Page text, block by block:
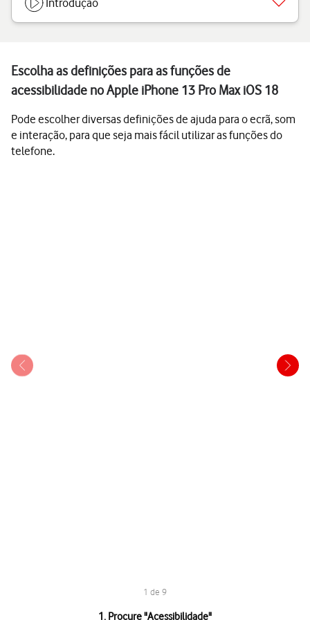
Introdução
Escolha as definições para as funções de
acessibilidade no Apple iPhone 13 Pro Max iOS 18
Pode escolher diversas definições de ajuda para o ecrã, som
e interação, para que seja mais fácil utilizar as funções do
telefone.
1 de 9
1. Procure "Acessibilidade"